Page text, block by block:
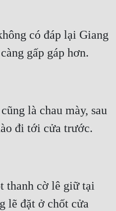
có đáp lại Giang
gấp gáp hơn.
là chau mày, sau
đi tới cửa trước.
thanh cờ lê giữ tại
lẽ đặt ở chốt cửa